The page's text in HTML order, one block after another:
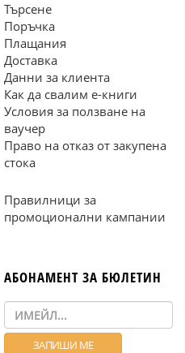
Търсене
Поръчка
Плащания
Доставка
Данни за клиента
Как да свалим е-книги
Условия за ползване на
ваучер
Право на отказ от закупена
стока
Правилници за
промоционални кампании
АБОНАМЕНТ ЗА БЮЛЕТИН